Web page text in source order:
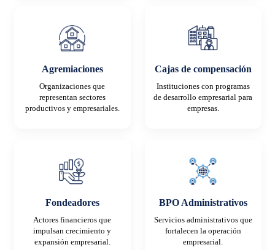
Agremiaciones
Organizaciones que
representan sectores
productivos y empresariales.
Cajas de compensación
Instituciones con programas
de desarrollo empresarial para
empresas.
Fondeadores
Actores financieros que
impulsan crecimiento y
expansión empresarial.
BPO Administrativos
Servicios administrativos que
fortalecen la operación
empresarial.